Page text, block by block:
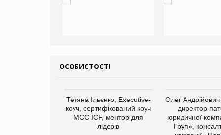
ОСОБИСТОСТІ
Тетяна Ільєнко, Executive-
коуч, сертифікований коуч
МСС ICF, ментор для
лідерів
Олег
директор
юридичної
Груп»,